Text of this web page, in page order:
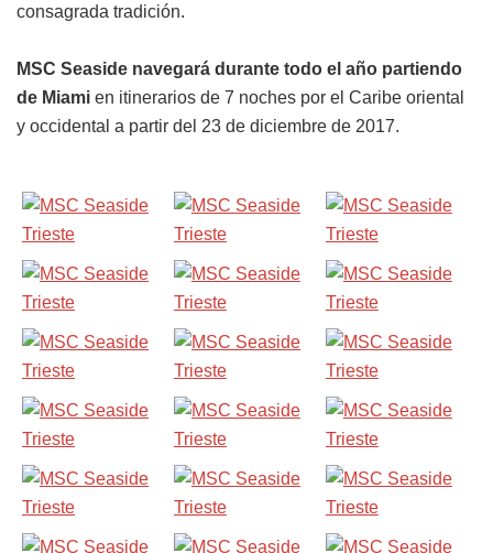
consagrada tradición.
MSC Seaside navegará durante todo el año partiendo
de Miami en itinerarios de 7 noches por el Caribe oriental
y occidental a partir del 23 de diciembre de 2017.